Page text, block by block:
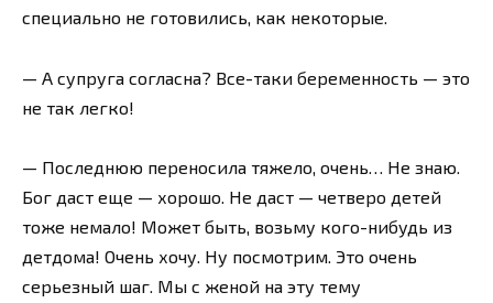
специально не готовились, как некоторые.
— А супруга согласна? Все-таки беременность — это
не так легко!
— Последнюю переносила тяжело, очень… Не знаю.
Бог даст еще — хорошо. Не даст — четверо детей
тоже немало! Может быть, возьму кого-нибудь из
детдома! Очень хочу. Ну посмотрим. Это очень
серьезный шаг. Мы с женой на эту тему